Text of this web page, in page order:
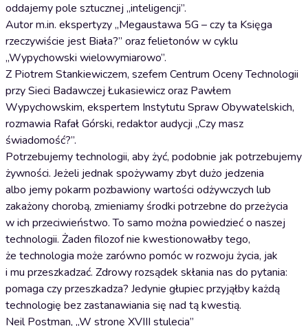
oddajemy pole sztucznej „inteligencji”.
Autor m.in. ekspertyzy „Megaustawa 5G – czy ta Księga
rzeczywiście jest Biała?” oraz felietonów w cyklu
„Wypychowski wielowymiarowo”.
Z Piotrem Stankiewiczem, szefem Centrum Oceny Technologii
przy Sieci Badawczej Łukasiewicz oraz Pawłem
Wypychowskim, ekspertem Instytutu Spraw Obywatelskich,
rozmawia Rafał Górski, redaktor audycji „Czy masz
świadomość?”.
Potrzebujemy technologii, aby żyć, podobnie jak potrzebujemy
żywności. Jeżeli jednak spożywamy zbyt dużo jedzenia
albo jemy pokarm pozbawiony wartości odżywczych lub
zakażony chorobą, zmieniamy środki potrzebne do przeżycia
w ich przeciwieństwo. To samo można powiedzieć o naszej
technologii. Żaden filozof nie kwestionowałby tego,
że technologia może zarówno pomóc w rozwoju życia, jak
i mu przeszkadzać. Zdrowy rozsądek skłania nas do pytania:
pomaga czy przeszkadza? Jedynie głupiec przyjąłby każdą
technologię bez zastanawiania się nad tą kwestią.
Neil Postman, „W stronę XVIII stulecia”